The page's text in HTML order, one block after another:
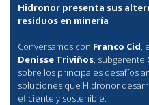
Hidronor presenta sus
residuos en minería
Conversamos con Franco Cid,
Denisse Triviños, subgerente
sobre los principales desafíos
soluciones que Hidronor
eficiente y sostenible.